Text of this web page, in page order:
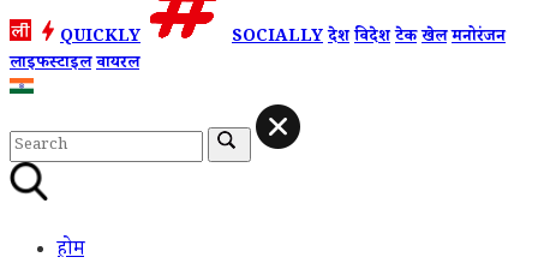
QUICKLY SOCIALLYदेशविदेशटेकखेलमनोरंजन
लाइफस्टाइलवायरल
होम